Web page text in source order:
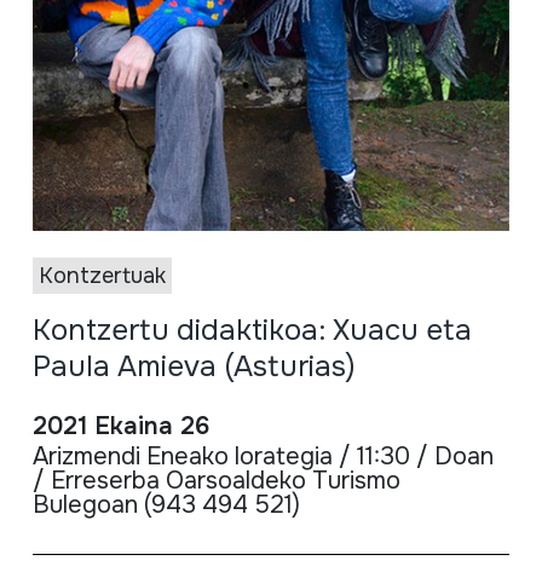
Kontzertuak
Kontzertu didaktikoa: Xuacu eta
Paula Amieva (Asturias)
2021 Ekaina 26
Arizmendi Eneako lorategia / 11:30 / Doan
/ Erreserba Oarsoaldeko Turismo
Bulegoan (943 494 521)